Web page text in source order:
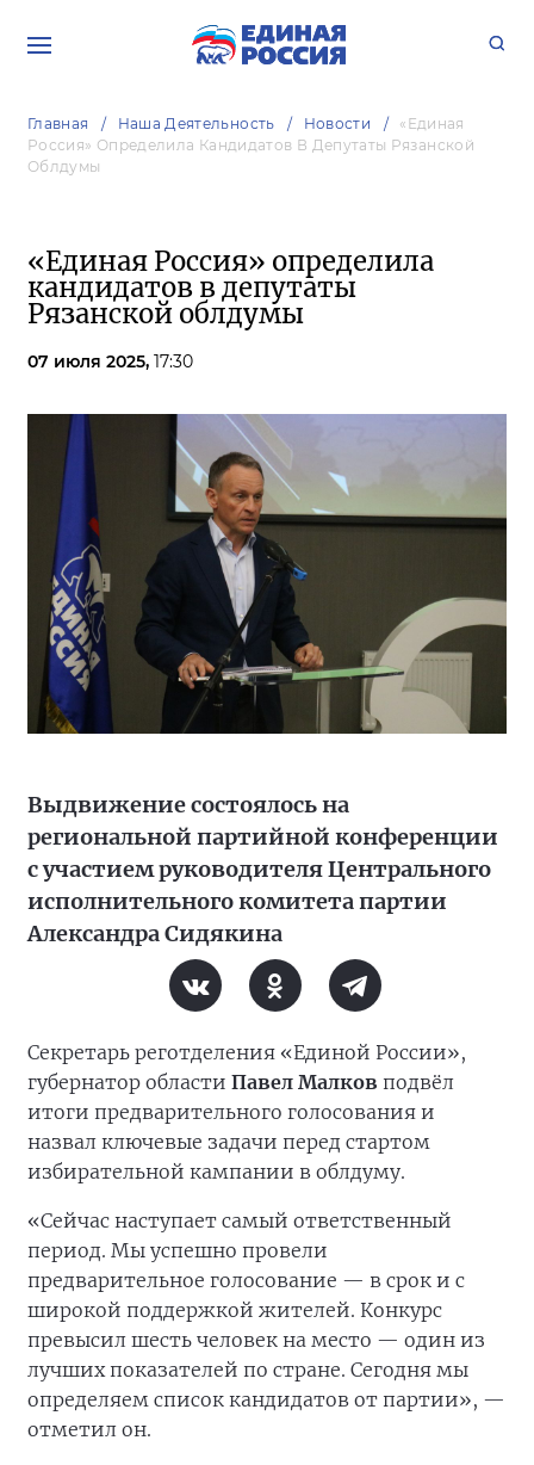
Главная Наша Деятельность Новости
«Единая
Россия» Определила Кандидатов В Депутаты Рязанской
Облдумы
«Единая Россия» определила
кандидатов в депутаты
Рязанской облдумы
07 июля 2025, 17:30
Выдвижение состоялось на
региональной партийной конференции
с участием руководителя Центрального
исполнительного комитета партии
Александра Сидякина
Секретарь реготделения «Единой России»,
губернатор области Павел Малков подвёл
итоги предварительного голосования и
назвал ключевые задачи перед стартом
избирательной кампании в облдуму.
«Сейчас наступает самый ответственный
период. Мы успешно провели
предварительное голосование — в срок и с
широкой поддержкой жителей. Конкурс
превысил шесть человек на место — один из
лучших показателей по стране. Сегодня мы
определяем список кандидатов от партии», —
отметил он.